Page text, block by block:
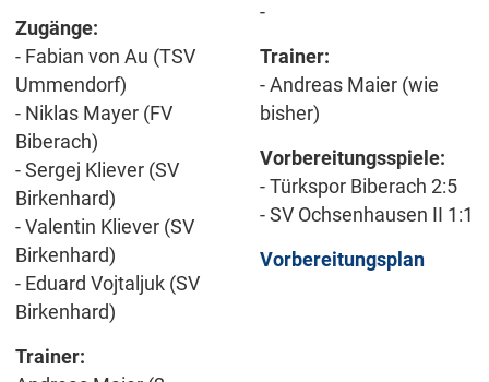
Zugänge:
- Fabian von Au (TSV
Ummendorf)
- Niklas Mayer (FV
Biberach)
- Sergej Kliever (SV
Birkenhard)
- Valentin Kliever (SV
Birkenhard)
- Eduard Vojtaljuk (SV
Birkenhard)
Trainer:
-
Trainer:
- Andreas Maier (wie
bisher)
Vorbereitungsspiele:
- Türkspor Biberach 2:5
- SV Ochsenhausen II 1:1
Vorbereitungsplan